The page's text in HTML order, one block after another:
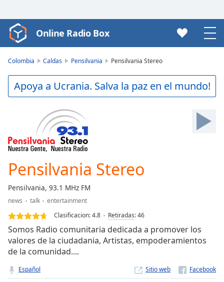
Video
Player
Play
Video
Forward
Mute
Current
Time0:00
Loaded
0.00%
Stream
TypeLIVE
Seek to
currently
behind
liveLIVE
Online Radio Box
Colombia Caldas Pensilvania Pensilvania Stereo
Apoya a Ucrania. Salva la paz en el mundo!
Pensilvania Stereo
Pensilvania, 93.1 MHz FM
news talk
entertainment
Clasificacion:4.8 Retiradas:46
Somos Radio comunitaria dedicada a promover los
valores de la ciudadania, Artistas, empoderamientos
de la comunidad....
Español Sitio web